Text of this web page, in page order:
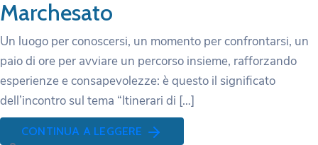
Marchesato
Un luogo per conoscersi, un momento per confrontarsi, un
paio di ore per avviare un percorso insieme, rafforzando
esperienze e consapevolezze: è questo il significato
dell’incontro sul tema “Itinerari di […]
CONTINUA A LEGGERE